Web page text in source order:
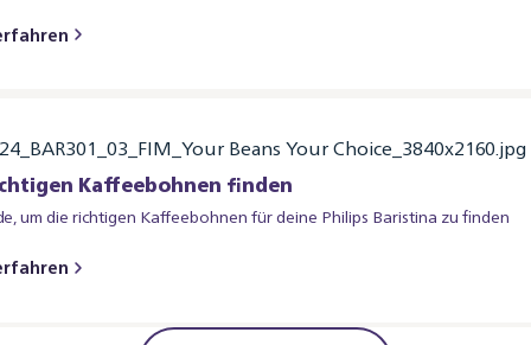
Kaffeebohnen finden
um die richtigen Kaffeebohnen für deine Philips Baristina zu finden​